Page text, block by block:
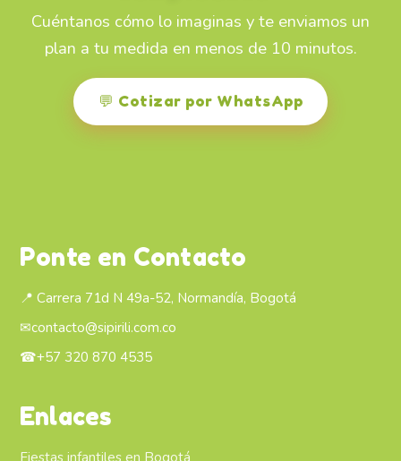
Cuéntanos cómo lo imaginas y te enviamos un
plan a tu medida en menos de 10 minutos.
💬 Cotizar por WhatsApp
Ponte en Contacto
📍 Carrera 71d N 49a-52, Normandía, Bogotá
✉contacto@sipirili.com.co
☎+57 320 870 4535
Enlaces